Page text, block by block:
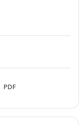
File
PDF